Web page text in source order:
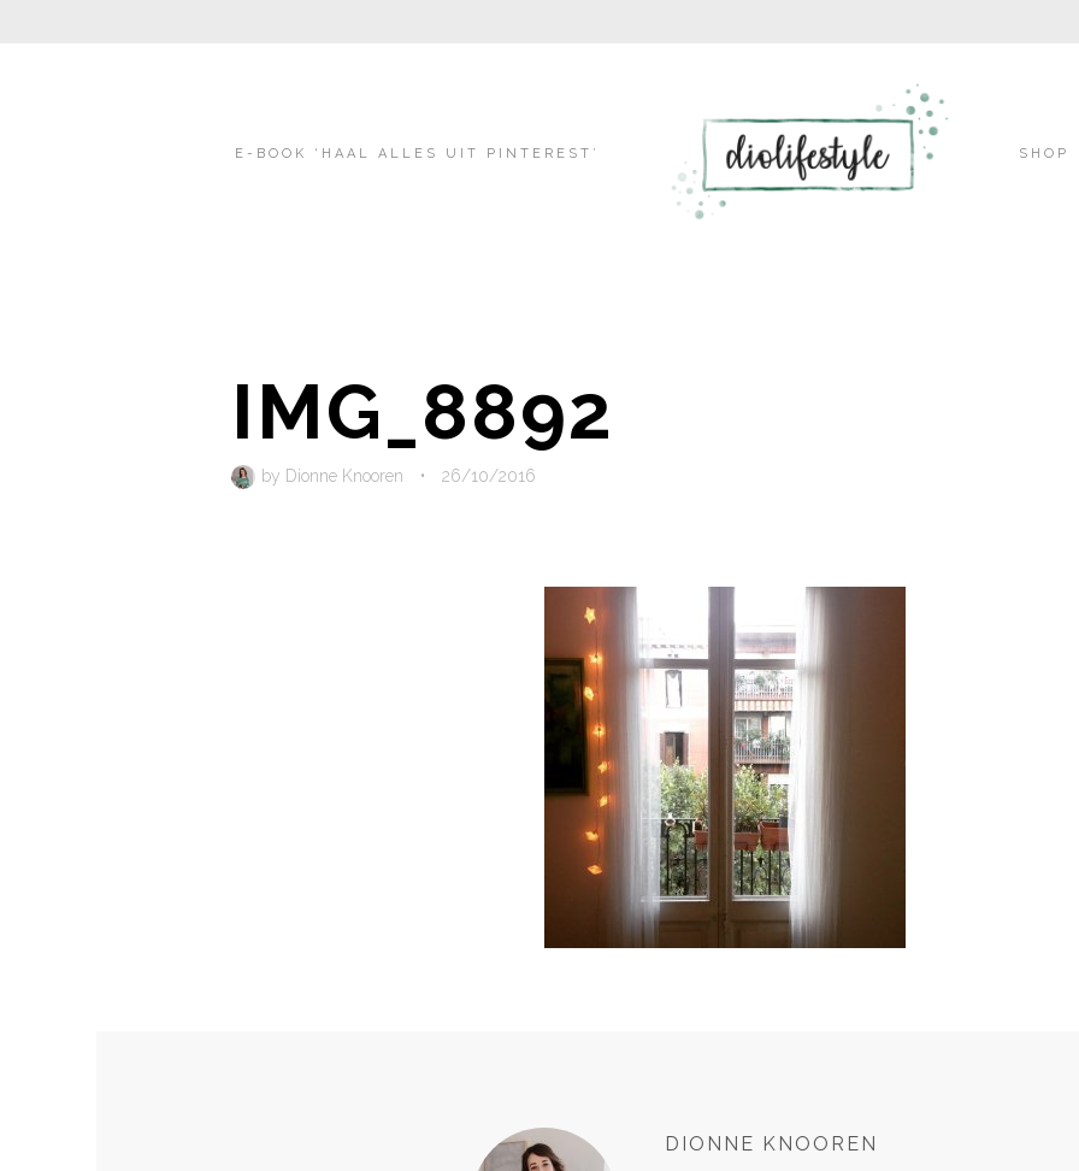
E-BOOK ‘HAAL ALLES UIT PINTEREST’ SHOP
IMG_8892
by Dionne Knooren • 26/10/2016
DIONNE KNOOREN